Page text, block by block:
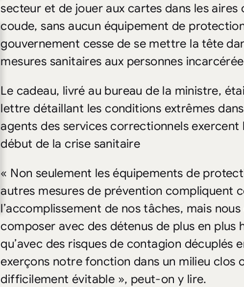
secteur et de jouer aux cartes dans les aires
coude, sans aucun équipement de
gouvernement cesse de se mettre la tête
mesures sanitaires aux personnes
Le cadeau, livré au bureau de la ministre,
lettre détaillant les conditions extrêmes
agents des services correctionnels
début de la crise sanitaire
« Non seulement les équipements de
autres mesures de prévention compliquent
l’accomplissement de nos tâches, mais
composer avec des détenus de plus en plus
qu’avec des risques de contagion décuplés
exerçons notre fonction dans un milieu clos
difficilement évitable », peut-on y lire.